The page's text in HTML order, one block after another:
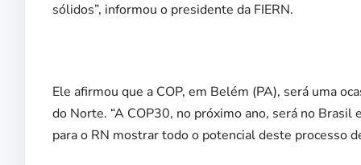
sólidos”, informou o presidente da FIERN.
Ele afirmou que a COP, em Belém (PA), será uma
do Norte. “A COP30, no próximo ano, será no
para o RN mostrar todo o potencial deste processo